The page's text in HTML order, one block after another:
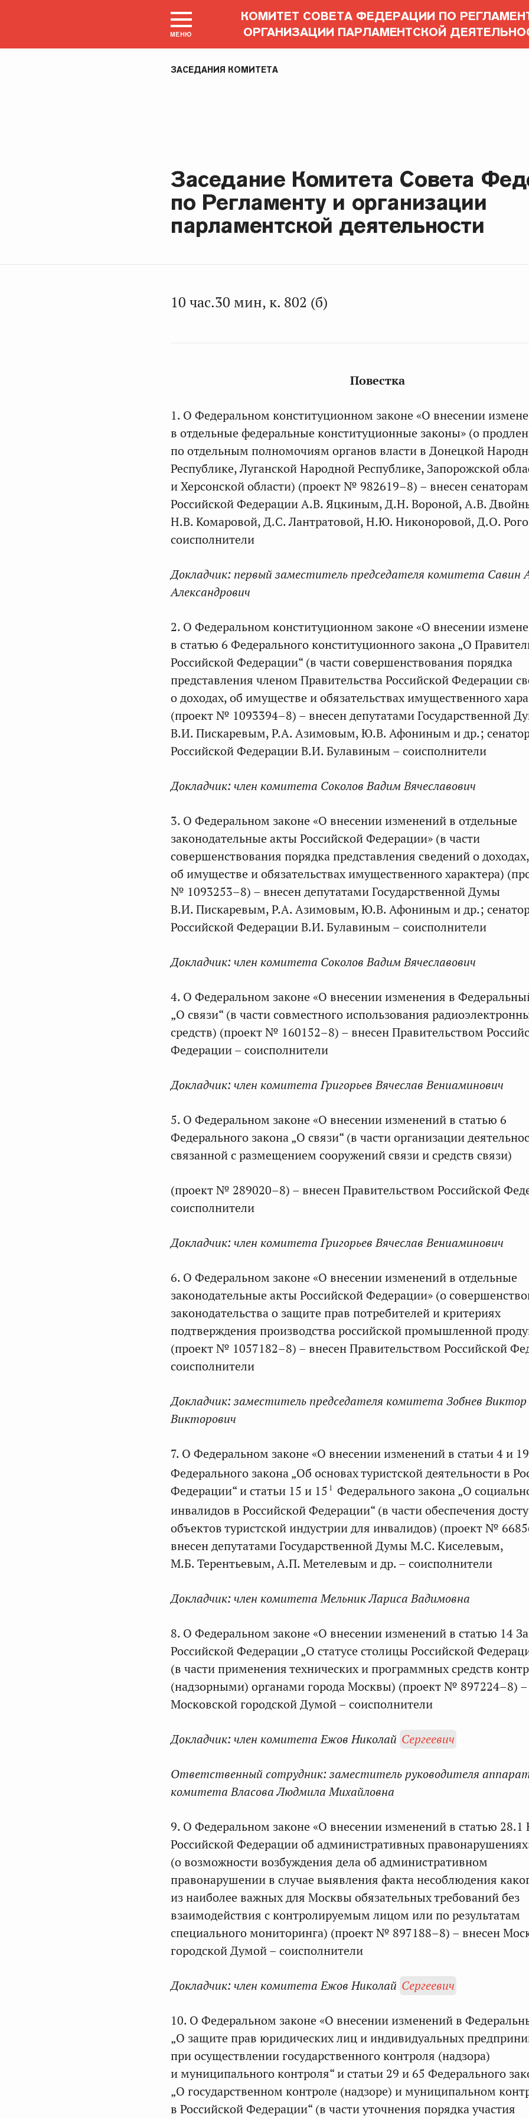
МЕНЮ
КОМИТЕТ СОВЕТА ФЕДЕРАЦИИ ПО
ОРГАНИЗАЦИИ ПАРЛАМЕНТСКОЙ
ЗАСЕДАНИЯ КОМИТЕТА
Заседание Комитета Совета
по Регламенту и организации
парламентской деятельности
10 час.30 мин, к. 802 (б)
Повестка
1. О Федеральном конституционном законе «О внесении
в отдельные федеральные конституционные законы» (о
по отдельным полномочиям органов власти в Донецкой
Республике, Луганской Народной Республике, Запорожской
и Херсонской области) (проект № 982619–8) – внесен
Российской Федерации А.В. Яцкиным, Д.Н. Вороной, А.В.
Н.В. Комаровой, Д.С. Лантратовой, Н.Ю. Никоноровой, Д.О.
соисполнители
Докладчик: первый заместитель председателя комитета Савин
Александрович
2. О Федеральном конституционном законе «О внесении
в статью 6 Федерального конституционного закона „О
Российской Федерации“ (в части совершенствования порядка
представления членом Правительства Российской Федерации
о доходах, об имуществе и обязательствах имущественного
(проект № 1093394–8) – внесен депутатами Государственной
В.И. Пискаревым, Р.А. Азимовым, Ю.В. Афониным и др.;
Российской Федерации В.И. Булавиным – соисполнители
Докладчик:член комитета Соколов Вадим Вячеславович
3. О Федеральном законе «О внесении изменений в отдельные
законодательные акты Российской Федерации» (в части
совершенствования порядка представления сведений о доходах,
об имуществе и обязательствах имущественного характера)
№ 1093253–8) – внесен депутатами Государственной Думы
В.И. Пискаревым, Р.А. Азимовым, Ю.В. Афониным и др.;
Российской Федерации В.И. Булавиным – соисполнители
Докладчик:член комитета Соколов Вадим Вячеславович
4. О Федеральном законе «О внесении изменения в
„О связи“ (в части совместного использования
средств) (проект № 160152–8) – внесен Правительством
Федерации – соисполнители
Докладчик:член комитета Григорьев Вячеслав Вениаминович
5. О Федеральном законе «О внесении изменений в статью 6
Федерального закона „О связи“ (в части организации
связанной с размещением сооружений связи и средств связи)
(проект № 289020–8) – внесен Правительством Российской
соисполнители
Докладчик:член комитета Григорьев Вячеслав Вениаминович
6. О Федеральном законе «О внесении изменений в отдельные
законодательные акты Российской Федерации» (о
законодательства о защите прав потребителей и критериях
подтверждения производства российской промышленной
(проект № 1057182–8) – внесен Правительством Российской
соисполнители
Докладчик:заместитель председателя комитета Зобнев Виктор
Викторович
7. О Федеральном законе «О внесении изменений в статьи 4 и 19
Федерального закона „Об основах туристской деятельности в
Федерации“ и статьи 15 и 15 1
Федерального закона „О
инвалидов в Российской Федерации“ (в части обеспечения
объектов туристской индустрии для инвалидов) (проект №
внесен депутатами Государственной Думы М.С. Киселевым,
М.Б. Терентьевым, А.П. Метелевым и др. – соисполнители
Докладчик:член комитета Мельник Лариса Вадимовна
8. О Федеральном законе «О внесении изменений в статью 14
Российской Федерации „О статусе столицы Российской
(в части применения технических и программных средств
(надзорными) органами города Москвы) (проект № 897224–8) –
Московской городской Думой – соисполнители
Докладчик:член комитета Ежов Николай Сергеевич
Ответственный сотрудник:заместитель руководителя
комитета Власова Людмила Михайловна
9. О Федеральном законе «О внесении изменений в статью 28.1
Российской Федерации об административных
(о возможности возбуждения дела об административном
правонарушении в случае выявления факта несоблюдения
из наиболее важных для Москвы обязательных требований без
взаимодействия с контролируемым лицом или по результатам
специального мониторинга) (проект № 897188–8) – внесен
городской Думой – соисполнители
Докладчик:член комитета Ежов Николай Сергеевич
10. О Федеральном законе «О внесении изменений в
„О защите прав юридических лиц и индивидуальных
при осуществлении государственного контроля (надзора)
и муниципального контроля“ и статьи 29 и 65 Федерального
„О государственном контроле (надзоре) и муниципальном
в Российской Федерации“ (в части уточнения порядка участия